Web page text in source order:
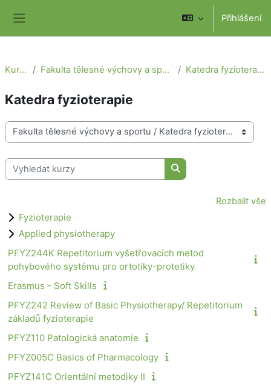
Přihlášení
Kurzy Fakulta tělesné výchovy a sportu Katedra fyzioterapie
Katedra fyzioterapie
Kategorie kurzů
Vyhledat kurzy
Vyhledat kurzy
Rozbalit vše
Fyzioterapie
Applied physiotherapy
PFYZ244K Repetitorium vyšetřovacích metod
pohybového systému pro ortotiky-protetiky
Erasmus - Soft Skills
PFYZ242 Review of Basic Physiotherapy/ Repetitorium
základů fyzioterapie
PFYZ110 Patologická anatomie
PFYZ005C Basics of Pharmacology
PFYZ141C Orientální metodiky II